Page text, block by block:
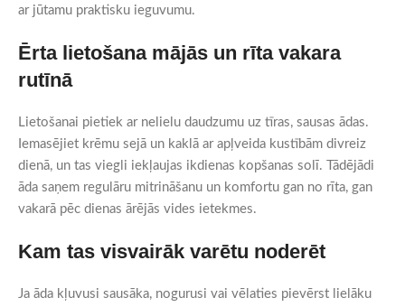
ar jūtamu praktisku ieguvumu.
Ērta lietošana mājās un rīta vakara
rutīnā
Lietošanai pietiek ar nelielu daudzumu uz tīras, sausas ādas.
Iemasējiet krēmu sejā un kaklā ar apļveida kustībām divreiz
dienā, un tas viegli iekļaujas ikdienas kopšanas solī. Tādējādi
āda saņem regulāru mitrināšanu un komfortu gan no rīta, gan
vakarā pēc dienas ārējās vides ietekmes.
Kam tas visvairāk varētu noderēt
Ja āda kļuvusi sausāka, nogurusi vai vēlaties pievērst lielāku